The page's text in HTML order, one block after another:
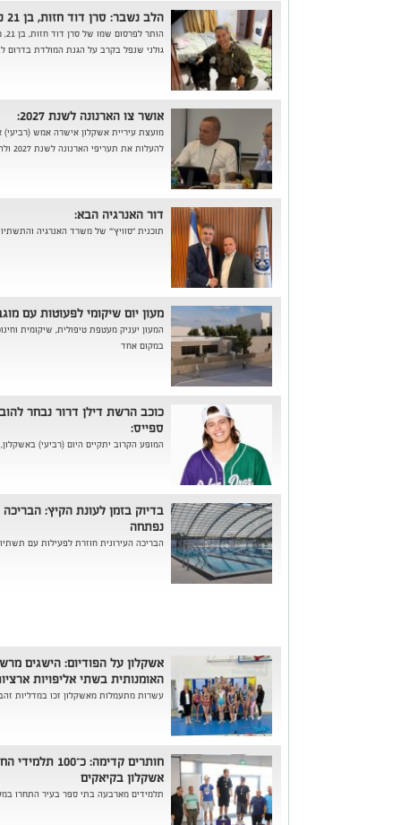
הלב נשבר: סרן דוד חזות, בן 21 נפל בקרב בדרום לבנון
גולני שנפל בקרב על הגנת המולדת בדרום
אושר צו הארנונה לשנת 2027:
מועצת עיריית אשקלון אישרה אמש
להעלות את תעריפי הארנונה לשנת 2027 ולהגיש למשרד הפנים בקשה להפחית את ש...
דור האנרגיה הבא:
תוכנית "סוויץ'" של משרד האנרגיה
מעון יום שיקומי לפעוטות עם
המעון יעניק מעטפת טיפולית, שיקומית
במקום אחד
כוכב הרשת דילן דרור נבחר
ספייס:
המופע הקרוב יתקיים היום (רביעי) באשקלון, בשעה 17:30, בסניף קאנטרי
בדיוק בזמן לעונת הקיץ:
נפתחה
הבריכה העירונית חוזרת לפעילות עם
אשקלון על הפודיום: הישגים
האומנותית בשתי אליפויות
עשרות מתעמלות מאשקלון זכו במדליות
חותרים קדימה:
אשקלון בקיאקים
תלמידים מארבעה בתי ספר בעיר התחרו